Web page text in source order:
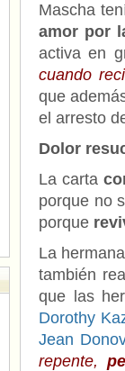
Mascha
amor por
activa en
cuando
que
el arresto
Dolor
La carta
porque no
porque
La
también
que las
Dorothy
Jean
repente,